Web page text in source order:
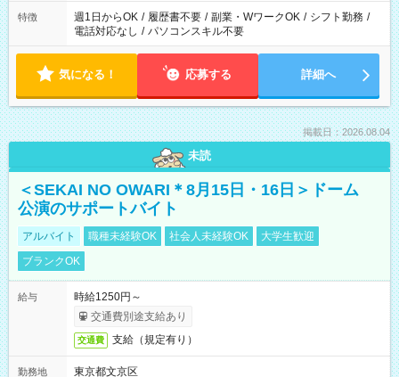
特徴 週1日からOK / 履歴書不要 / 副業・WワークOK / シフト勤務 /
電話対応なし / パソコンスキル不要
気になる！ 応募する 詳細へ
掲載日：2026.08.04
未読
＜SEKAI NO OWARI＊8月15日・16日＞ドーム
公演のサポートバイト
アルバイト 職種未経験OK 社会人未経験OK
大学生歓迎
ブランクOK
給与
時給1250円～
交通費別途支給あり
交通費 支給（規定有り）
勤務地
東京都文京区